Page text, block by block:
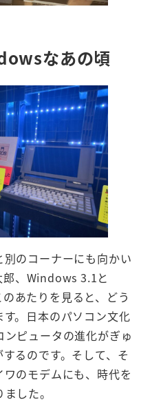
なあの頃
のコーナーにも向かい
、Windows 3.1と
あたりを見ると、どう
。日本のパソコン文化
ピュータの進化がぎゅ
るのです。そして、そ
のモデムにも、時代を
した。